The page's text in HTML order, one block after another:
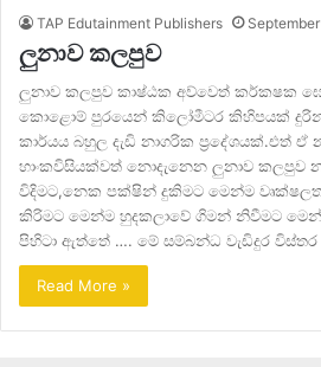
TAP Edutainment Publishers September
ලුනාව කලපුව
ලුනාව කලපුව කාෂ්ඨක අව්වෙත් කර්කෂක
කොළොම් පුරයෙන් කිලෝමීටර කිහිපයක්
කාර්යය බහුල දැඩි නාගරික ප්‍රදේශයක්.එත්
හාංකවිසියක්වත් නොදැනෙන ලුනාව කලපුව
විදිමට,නෙක පක්ෂින් දුකිමට ‍මෙන්ම
කිරිමට මෙන්ම හුදකලාවේ ගිමන් නිවීමට
පිහිටා ඇත්තේ …. මේ සම්බන්ධ වැඩිදුර විස්තර
Read More »